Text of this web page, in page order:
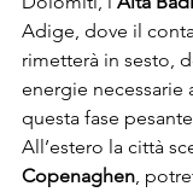
Adige, dove il
rimetterà in sesto,
energie necessarie
questa fase
All’estero la città
Copenaghen,